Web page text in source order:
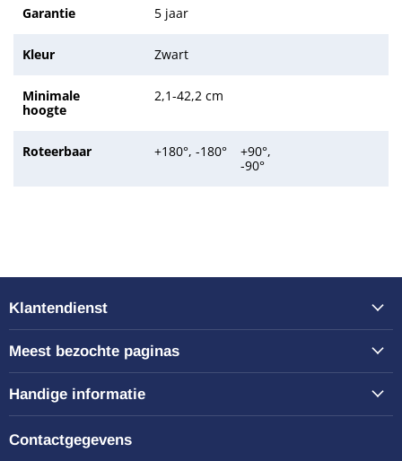
Garantie 5 jaar
Kleur Zwart
Minimale
hoogte
2,1-42,2 cm
Roteerbaar +180°, -180°
+90°,
-90°
Klantendienst
Meest bezochte paginas
Handige informatie
Contactgegevens